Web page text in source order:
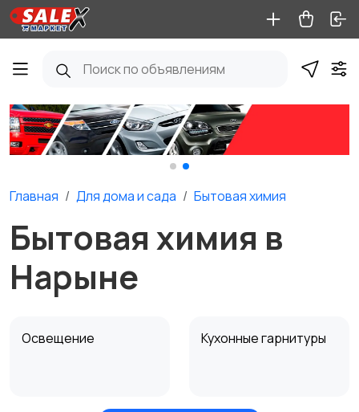
Главная Для дома и cада Бытовая химия
Бытовая химия в
Нарыне
Освещение Кухонные гарнитуры